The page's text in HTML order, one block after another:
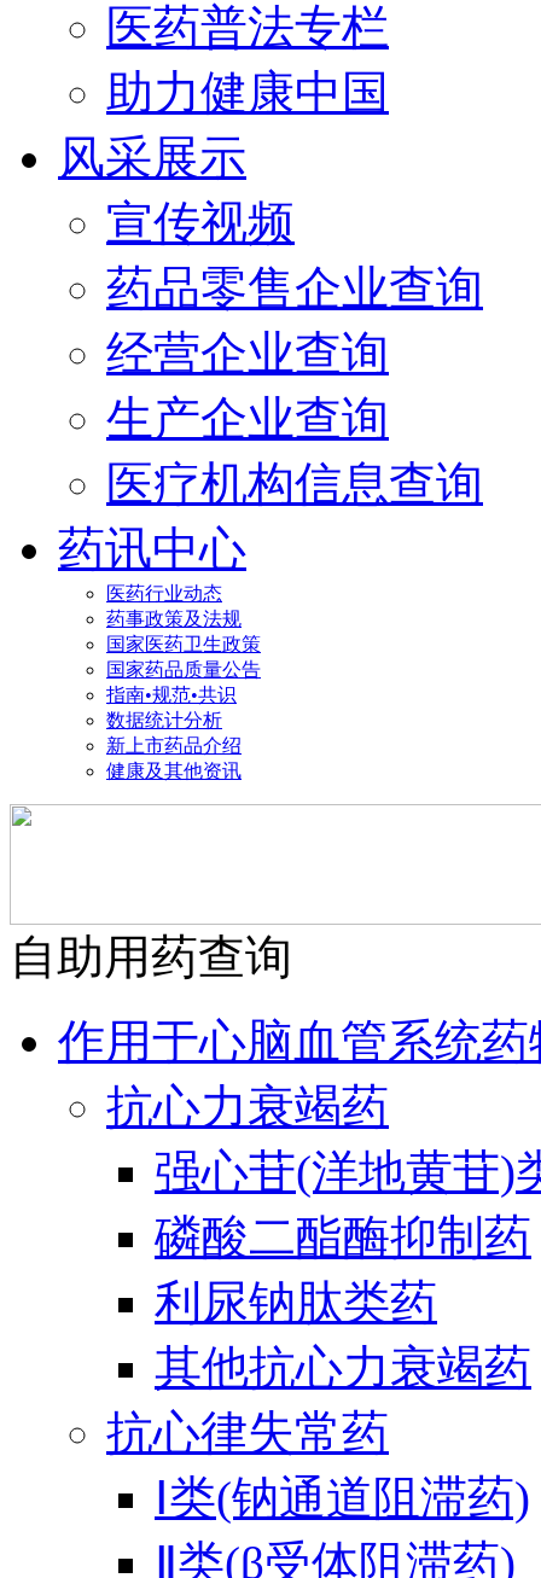
医药普法专栏
助力健康中国
风采展示
宣传视频
药品零售企业查询
经营企业查询
生产企业查询
医疗机构信息查询
药讯中心
医药行业动态
药事政策及法规
国家医药卫生政策
国家药品质量公告
指南•规范•共识
数据统计分析
新上市药品介绍
健康及其他资讯
自助用药查询
作用于心脑血管系统药
抗心力衰竭药
强心苷(洋地黄苷)
磷酸二酯酶抑制药
利尿钠肽类药
其他抗心力衰竭药
抗心律失常药
Ⅰ类(钠通道阻滞药)
Ⅱ类(β受体阻滞药)